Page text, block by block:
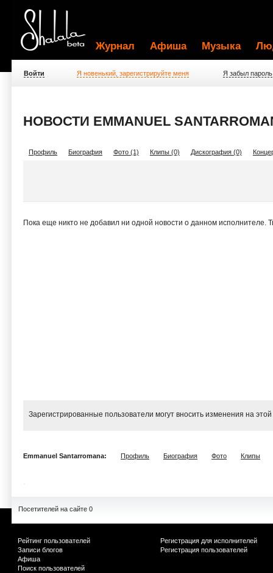
Журнал Афиша Музыка
Войти Я новенький, зарегистрируйте меня Я забыл пароль
НОВОСТИ EMMANUEL
Профиль Биография Фото (1) Клипы (0) Дискография (0)
Пока еще никто не добавил ни одной новости о данном
Зарегистрированные пользователи могут вносить изменения на
Emmanuel Santarromana: Профиль Биография Фото Клипы
Посетителей на сайте 0
Рейтинг пользователей
Записи блогов
Афиша
Поиск пользователей
Регистрация для исполнителей
Регистрация пользователей